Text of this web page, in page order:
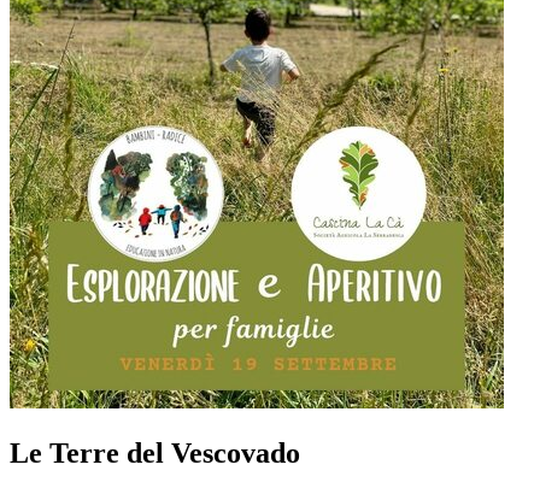
Le Terre del Vescovado